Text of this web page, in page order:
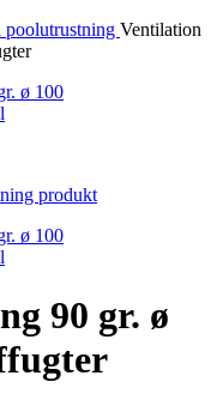
poolutrustning Ventilation
90 gr. ø